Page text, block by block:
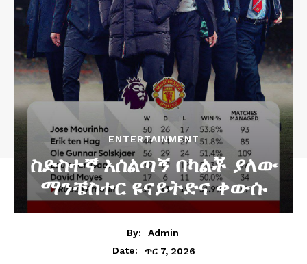
ENTERTAINMENT
ስድስተኛ አሰልጣኝ በካልቾ ያለው
ማንቼስተር ዩናይትድና ቀውሱ
By:
Admin
Date:
ጥር 7, 2026